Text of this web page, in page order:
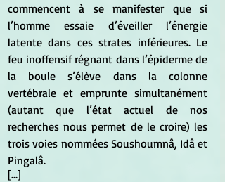
commencent à se manifester que si
l’homme essaie d’éveiller l’énergie
latente dans ces strates inférieures. Le
feu inoffensif régnant dans l’épiderme de
la boule s’élève dans la colonne
vertébrale et emprunte simultanément
(autant que l’état actuel de nos
recherches nous permet de le croire) les
trois voies nommées Soushoumnâ, Idâ et
Pingalâ.
[...]